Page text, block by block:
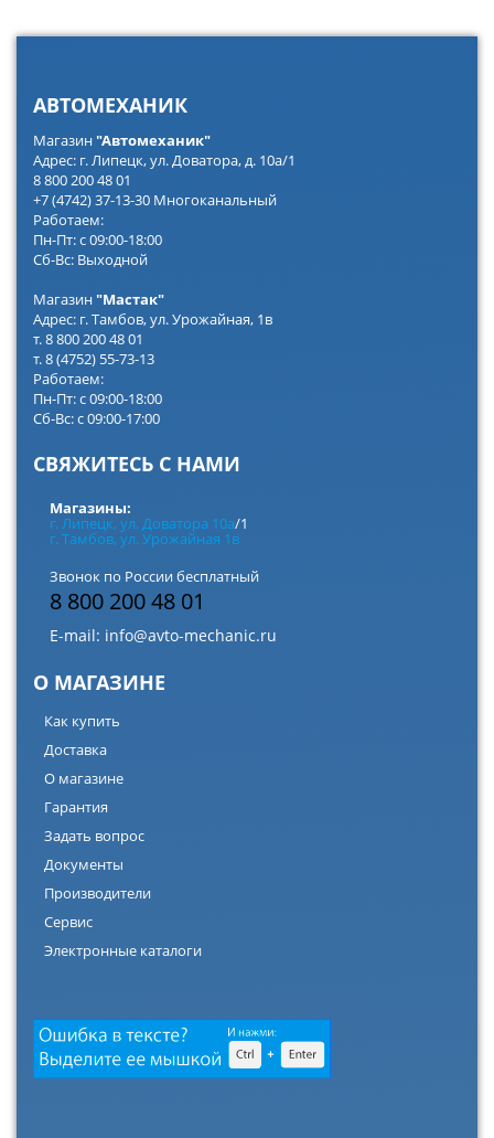
АВТОМЕХАНИК
Магазин"Автомеханик"
Адрес: г. Липецк, ул. Доватора, д. 10а/1
8 800 200 48 01
+7 (4742) 37-13-30 Многоканальный
Работаем:
Пн-Пт: с 09:00-18:00
Сб-Вс: Выходной
Магазин"Мастак"
Адрес: г. Тамбов, ул. Урожайная, 1в
т. 8 800 200 48 01
т. 8 (4752) 55-73-13
Работаем:
Пн-Пт: с 09:00-18:00
Сб-Вс: с 09:00-17:00
СВЯЖИТЕСЬ С НАМИ
Магазины:
г. Липецк, ул. Доватора 10а/1
г. Тамбов, ул. Урожайная 1в
Звонок по России бесплатный
8 800 200 48 01
E-mail: info@avto-mechanic.ru
О МАГАЗИНЕ
Как купить
Доставка
О магазине
Гарантия
Задать вопрос
Документы
Производители
Сервис
Электронные каталоги